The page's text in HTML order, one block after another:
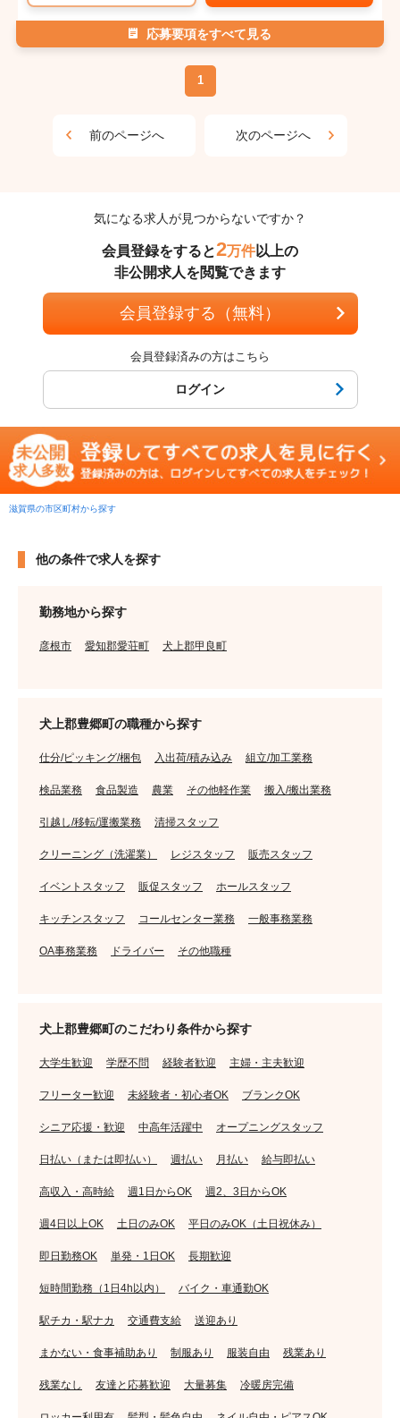
応募要項をすべて見る
1
前のページへ 次のページへ
気になる求人が見つからないですか？
会員登録をすると2万件以上の
非公開求人を閲覧できます
会員登録する（無料）
会員登録済みの方はこちら
ログイン
滋賀県の市区町村から探す
他の条件で求人を探す
勤務地から探す
彦根市 愛知郡愛荘町 犬上郡甲良町
犬上郡豊郷町の職種から探す
仕分/ピッキング/梱包 入出荷/積み込み 組立/加工業務
検品業務 食品製造 農業 その他軽作業 搬入/搬出業務
引越し/移転/運搬業務 清掃スタッフ
クリーニング（洗濯業） レジスタッフ 販売スタッフ
イベントスタッフ 販促スタッフ ホールスタッフ
キッチンスタッフ コールセンター業務 一般事務業務
OA事務業務 ドライバー その他職種
犬上郡豊郷町のこだわり条件から探す
大学生歓迎 学歴不問 経験者歓迎 主婦・主夫歓迎
フリーター歓迎 未経験者・初心者OK ブランクOK
シニア応援・歓迎 中高年活躍中 オープニングスタッフ
日払い（または即払い） 週払い 月払い 給与即払い
高収入・高時給 週1日からOK 週2、3日からOK
週4日以上OK 土日のみOK 平日のみOK（土日祝休み）
即日勤務OK 単発・1日OK 長期歓迎
短時間勤務（1日4h以内） バイク・車通勤OK
駅チカ・駅ナカ 交通費支給 送迎あり
まかない・食事補助あり 制服あり 服装自由 残業あり
残業なし 友達と応募歓迎 大量募集 冷暖房完備